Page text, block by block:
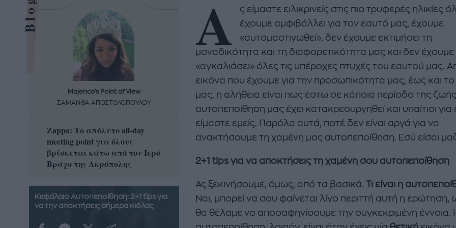
Α
ς είμαστε ειλικρινείς στις πιο τρυφερές ηλικίες
έχουμε αμφιβάλλει για τον εαυτό μας, έχουμε
«αυτομαστιγωθεί», δεν έχουμε εκτιμήσει τη
μοναδικότητα και τη διαφορετικότητα μας και δεν έχουμε
«αγκαλιάσει» όλες τις υπέροχες πτυχές του εαυτού μας.
εικόνα που έχουμε για την προσωπικότητα μας, έως και
μας, η αλήθεια είναι πως έστω σε κάποια περίοδο της
αυτοπεποίθηση μας έχει κατακρεουργηθεί και υπαίτιοι για
είμαστε εμείς. Παρόλα αυτά, ποτέ δεν είναι αργά για να
ανακτήσουμε τη χαμένη μας αυτοπεποίθηση. Εσύ είσαι
2+1 tips για να αποκτήσεις τη χαμένη σου αυτοπεποίθηση
Ας ξεκινήσουμε, όμως, από τα βασικά. Τι είναι η
Ναι, μπορεί να σου φαίνεται λίγο περιττή αυτή η
θα θέλαμε να αποσαφηνίσουμε την συγκεκριμένη έννοια.
Majenco's Point of View
ΣΑΜΑΝΘΑ ΑΠΟΣΤΟΛΟΠΟΥΛΟΥ
Zappa: Το απόλυτο all-day
meeting point για όλους
βρίσκεται κάτω από τον Ιερό
Βράχο της Ακρόπολης
Majenco's Point of View
Η απόλυτη καλοκαιρινή
δροσερή σαλάτα με
που θα λατρέψετε
A STORY BY KORI
Nτίνα Νικολάου: «Όταν
έπαθα την πρώτη κρίση
πεθάνω»
Κεφάλαιο Αυτοπεποίθηση: 2+1 tips για
να την αποκτήσεις σήμερα κιόλας